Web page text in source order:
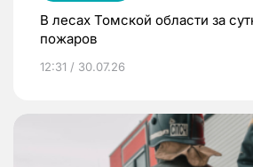
В лесах Томской области за
пожаров
12:31 / 30.07.26